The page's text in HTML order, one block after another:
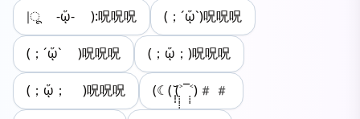
|ू -ᾥ- ):呪呪呪 (；´ᾥ`)呪呪呪
(；´ᾥ` )呪呪呪 (；ᾥ；)呪呪呪
(；ᾥ； )呪呪呪 (☾( ̩̩̩̆(˃̣̣̣̣̣̣̣̣̣̣̣¯˂̣̣̣̣)##